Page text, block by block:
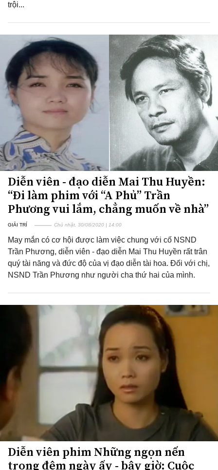
trội...
Diễn viên - đạo diễn Mai Thu Huyền:
“Đi làm phim với “A Phủ” Trần
Phương vui lắm, chẳng muốn về nhà”
GIẢI TRÍ Chủ nhật, 30/08/2020 | 14:00
May mắn có cơ hội được làm việc chung với cố NSND
Trần Phương, diễn viên - đạo diễn Mai Thu Huyền rất trân
quý tài năng và đức độ của vị đạo diễn tài hoa. Đối với chị,
NSND Trần Phương như người cha thứ hai của mình.
Diễn viên phim Những ngọn nến
trong đêm ngày ấy - bây giờ: Cuộc